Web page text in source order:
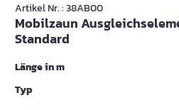
Artikel Nr. : 38AB00
Mobilzaun
Standard
Länge in m
Typ